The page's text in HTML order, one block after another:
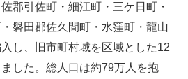
郡引佐町・細江町・三ケ日町・
磐田郡佐久間町・水窪町・龍山
し、旧市町村域を区域とした12
した。総人口は約79万人を抱